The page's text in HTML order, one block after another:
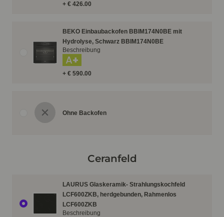
+ € 426.00
BEKO Einbaubackofen BBIM174N0BE mit
Hydrolyse, Schwarz BBIM174N0BE
+ € 590.00
A+
Beschreibung
Ohne Backofen
Ceranfeld
LAURUS Glaskeramik- Strahlungskochfeld
LCF600ZKB, herdgebunden, Rahmenlos
LCF600ZKB
Beschreibung